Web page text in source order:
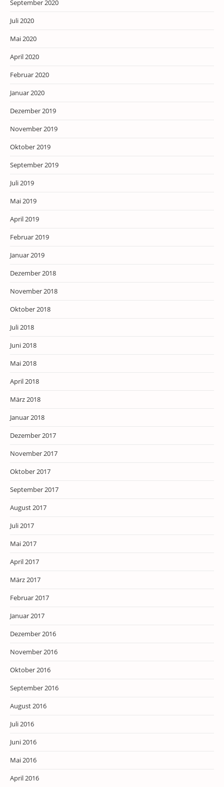
September 2020
Juli 2020
Mai 2020
April 2020
Februar 2020
Januar 2020
Dezember 2019
November 2019
Oktober 2019
September 2019
Juli 2019
Mai 2019
April 2019
Februar 2019
Januar 2019
Dezember 2018
November 2018
Oktober 2018
Juli 2018
Juni 2018
Mai 2018
April 2018
März 2018
Januar 2018
Dezember 2017
November 2017
Oktober 2017
September 2017
August 2017
Juli 2017
Mai 2017
April 2017
März 2017
Februar 2017
Januar 2017
Dezember 2016
November 2016
Oktober 2016
September 2016
August 2016
Juli 2016
Juni 2016
Mai 2016
April 2016